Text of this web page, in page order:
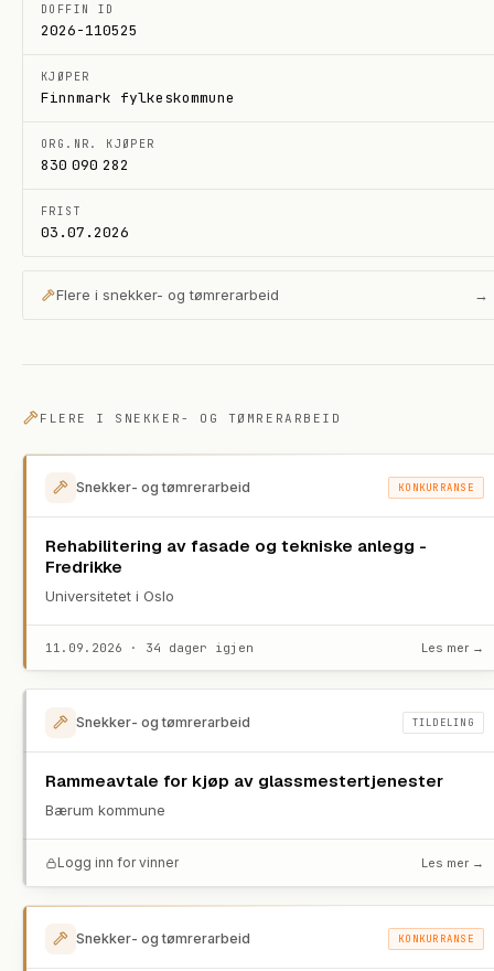
DOFFIN ID
2026-110525
KJØPER
Finnmark fylkeskommune
ORG.NR. KJØPER
830 090 282
FRIST
03.07.2026
Flere i snekker- og tømrerarbeid →
FLERE I SNEKKER- OG TØMRERARBEID
Snekker- og tømrerarbeid KONKURRANSE
Rehabilitering av fasade og tekniske anlegg -
Fredrikke
Universitetet i Oslo
11.09.2026 · 34 dager igjen Les mer →
Snekker- og tømrerarbeid TILDELING
Rammeavtale for kjøp av glassmestertjenester
Bærum kommune
Logg inn for vinner Les mer →
Snekker- og tømrerarbeid KONKURRANSE